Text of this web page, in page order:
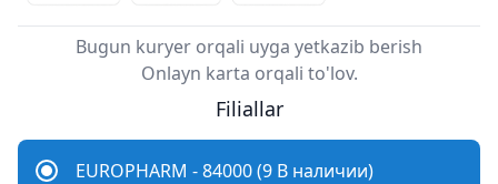
Bugun kuryer orqali uyga yetkazib berish
Onlayn karta orqali to'lov.
Filiallar
EUROPHARM - 84000 (9 В наличии)